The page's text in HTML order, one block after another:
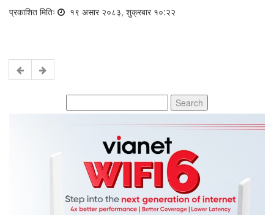
प्रकाशित मितिः १९ असार २०८३, शुक्रबार १०:२२
for: